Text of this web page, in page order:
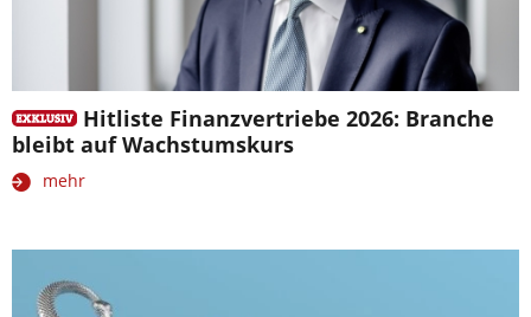
Hitliste Finanzvertriebe 2026: Branche
bleibt auf Wachstumskurs
mehr